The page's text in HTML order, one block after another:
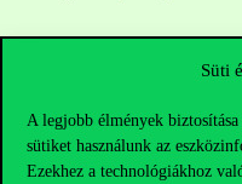
Süti
A legjobb élmények
sütiket használunk az
Ezekhez a technológiákhoz